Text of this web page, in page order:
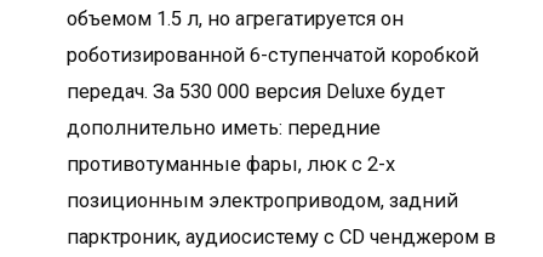
объемом 1.5 л, но агрегатируется он
роботизированной 6-ступенчатой коробкой
передач. За 530 000 версия Deluxe будет
дополнительно иметь: передние
противотуманные фары, люк с 2-х
позиционным электроприводом, задний
парктроник, аудиосистему с CD ченджером в